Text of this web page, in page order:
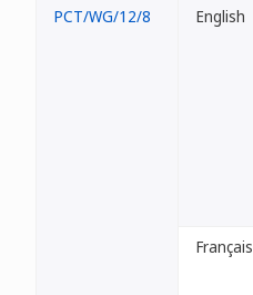
PCT/WG/12/8 English
Français